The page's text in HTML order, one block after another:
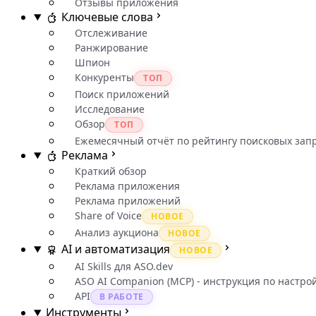
Ключевые слова
Отслеживание
Ранжирование
Шпион
Конкуренты
ТОП
Поиск приложений
Исследование
Обзор
ТОП
Ежемесячный отчёт по рейтингу поисковых
Реклама
Краткий обзор
Реклама приложения
Реклама приложений
Share of Voice
НОВОЕ
Анализ аукциона НОВОЕ
AI и автоматизация НОВОЕ
AI Skills для ASO.dev
ASO AI Companion (MCP) - инструкция по
API
В РАБОТЕ
Инструменты